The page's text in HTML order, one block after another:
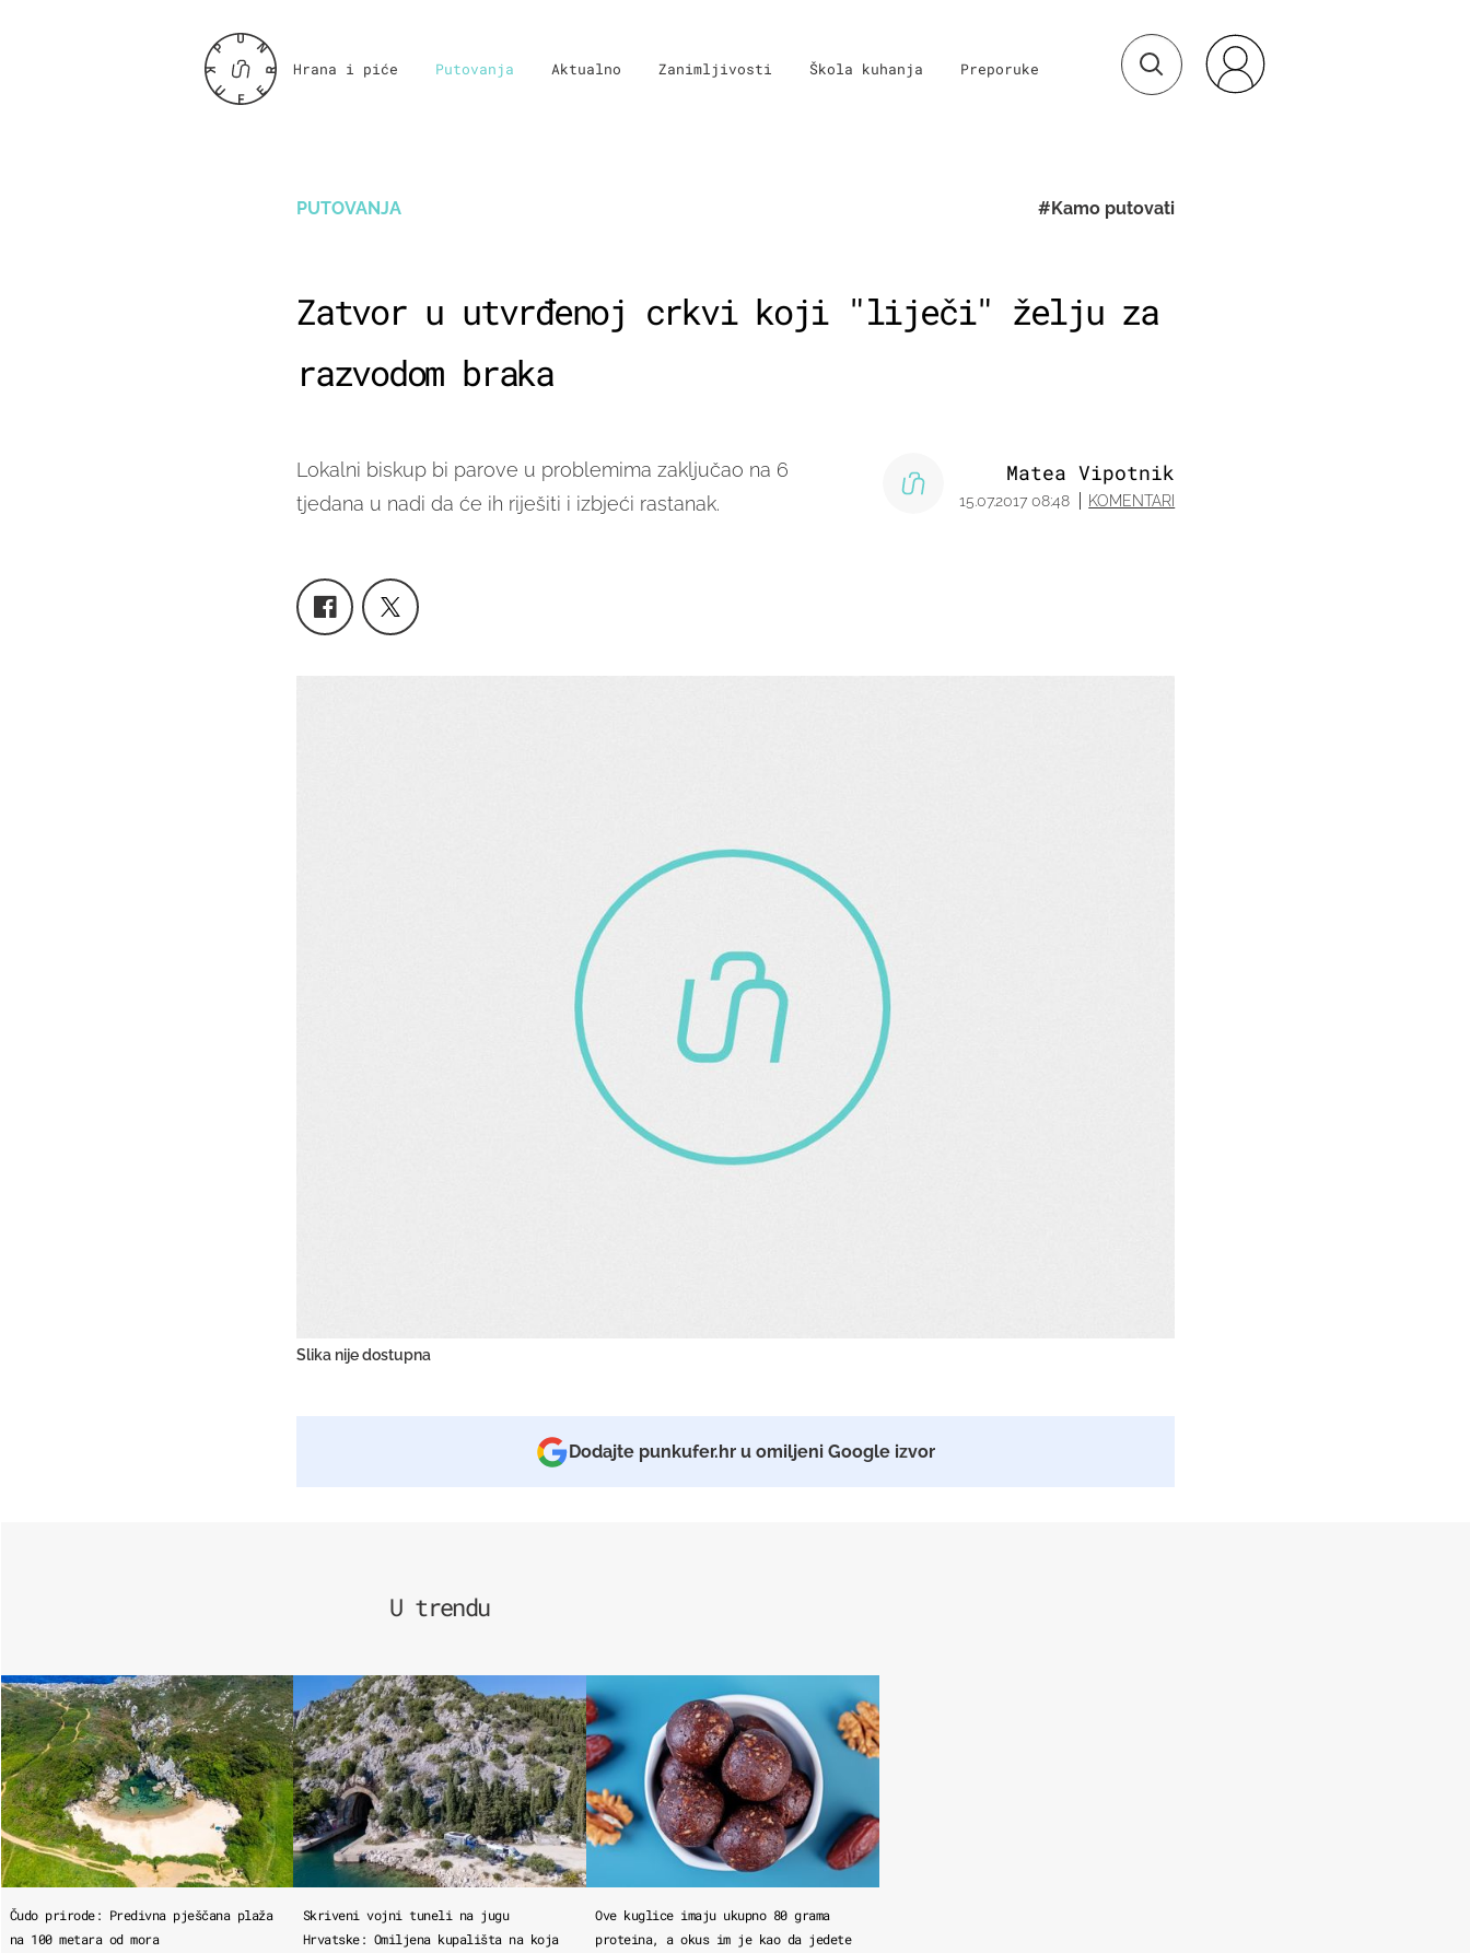
Hrana i piće Putovanja Aktualno Zanimljivosti Škola kuhanja Preporuke
PUTOVANJA #Kamo putovati
Zatvor u utvrđenoj crkvi koji "liječi" želju za
razvodom braka
Lokalni biskup bi parove u problemima zaključao na 6
tjedana u nadi da će ih riješiti i izbjeći rastanak.
Matea Vipotnik
15.07.2017 08:48 KOMENTARI
Slika nije dostupna
Dodajte punkufer.hr u omiljeni Google izvor
U trendu
Čudo prirode: Predivna pješčana plaža
na 100 metara od mora
Skriveni vojni tuneli na jugu
Hrvatske: Omiljena kupališta na koja
Ove kuglice imaju ukupno 80 grama
proteina, a okus im je kao da jedete